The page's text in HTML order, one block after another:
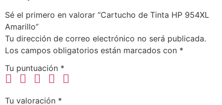
Sé el primero en valorar “Cartucho de Tinta HP 954XL
Amarillo”
Tu dirección de correo electrónico no será publicada.
Los campos obligatorios están marcados con *
Tu puntuación *
Tu valoración *